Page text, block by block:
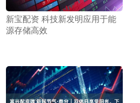
新宝配资 科技新发明应用于能
源存储高效